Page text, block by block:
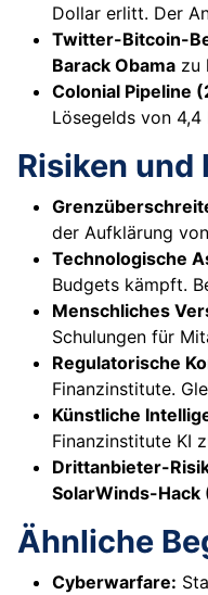
Dollar erlitt. Der
Twitter-Bitcoin-
Barack Obama zu
Colonial Pipeline
Lösegelds von
Risiken und
der Aufklärung
Technologische
Budgets kämpft.
Menschliches
Schulungen für
Regulatorische
Finanzinstitute.
Künstliche
Finanzinstitute KI
Drittanbieter-
SolarWinds-Hack
Ähnliche
Cyberwarfare: